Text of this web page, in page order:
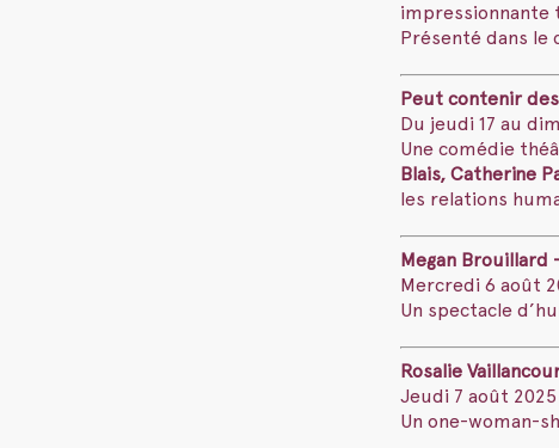
impressionnante
Présenté dans le
Peut contenir
Du jeudi 17 au
Une comédie
Blais, Catherine
les relations
Megan Brouillard
Mercredi 6 août
Un spectacle
Rosalie
Jeudi 7 août
Un one-woman-